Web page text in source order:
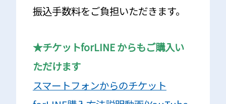
振込手数料をご負担いただきます。
★チケットforLINE からもご購入い
ただけます
スマートフォンからのチケット